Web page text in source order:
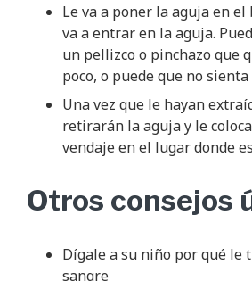
Le va a poner la aguja en
va a entrar en la aguja.
un pellizco o pinchazo que
poco, o puede que no
Una vez que le hayan
retirarán la aguja y le
vendaje en el lugar donde
Otros consejos
Dígale a su niño por qué le
sangre